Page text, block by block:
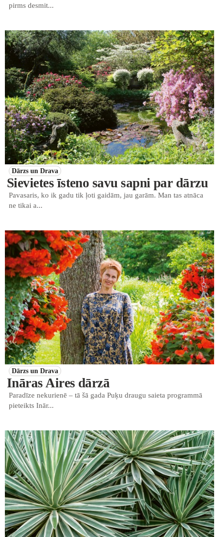
pirms desmit...
Dārzs un Drava
Sievietes īsteno savu sapni par dārzu
Pavasaris, ko ik gadu tik ļoti gaidām, jau garām. Man tas atnāca
ne tikai a...
Dārzs un Drava
Ināras Aires dārzā
Paradīze nekurienē – tā šā gada Puķu draugu saieta programmā
pieteikts Inār...